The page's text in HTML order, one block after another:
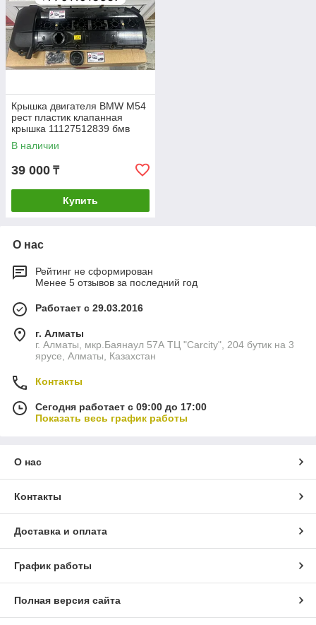
Крышка двигателя BMW M54
рест пластик клапанная
крышка 11127512839 бмв
bmw
В наличии
39 000 ₸
Купить
О нас
Рейтинг не сформирован
Менее 5 отзывов за последний год
Работает с 29.03.2016
г. Алматы
г. Алматы, мкр.Баянаул 57А ТЦ "Carcity", 204 бутик на 3
ярусе, Алматы, Казахстан
Контакты
Сегодня работает с 09:00 до 17:00
Показать весь график работы
О нас
Контакты
Доставка и оплата
График работы
Полная версия сайта